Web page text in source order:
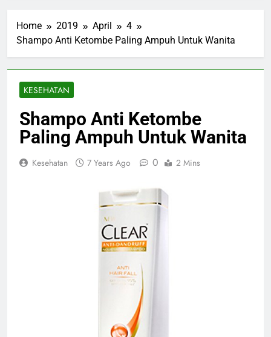
Home 2019 April
4
Shampo Anti Ketombe Paling Ampuh Untuk Wanita
KESEHATAN
Shampo Anti Ketombe
Paling Ampuh Untuk Wanita
Kesehatan 7 Years Ago 0 2 Mins